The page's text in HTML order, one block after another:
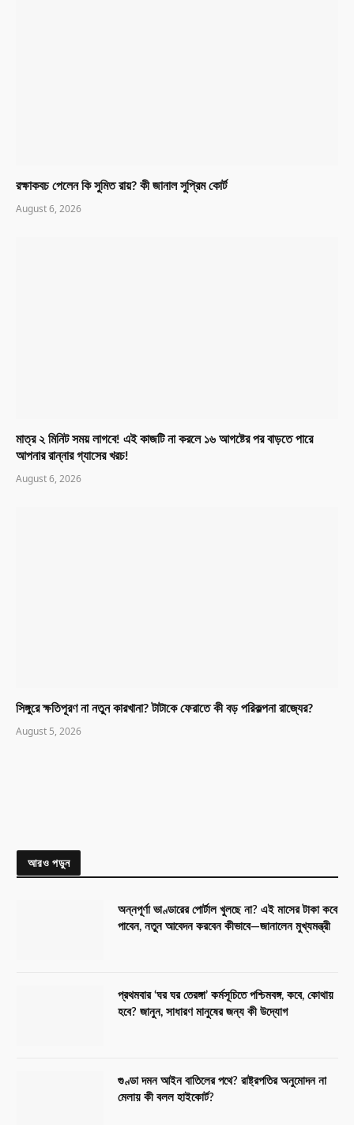
রক্ষাকবচ পেলেন কি সুমিত রায়? কী জানাল সুপ্রিম কোর্ট
August 6, 2026
মাত্র ২ মিনিট সময় লাগবে! এই কাজটি না করলে ১৬ আগষ্টের পর বাড়তে পারে
আপনার রান্নার গ্যাসের খরচ!
August 6, 2026
সিঙ্গুরে ক্ষতিপূরণ না নতুন কারখানা? টাটাকে ফেরাতে কী বড় পরিকল্পনা রাজ্যের?
August 5, 2026
আরও পড়ুন
অন্নপূর্ণা ভাণ্ডারের পোর্টাল খুলছে না? এই মাসের টাকা কবে
পাবেন, নতুন আবেদন করবেন কীভাবে—জানালেন মুখ্যমন্ত্রী
প্রথমবার ‘ঘর ঘর তেরঙ্গা’ কর্মসূচিতে পশ্চিমবঙ্গ, কবে, কোথায়
হবে? জানুন, সাধারণ মানুষের জন্য কী উদ্যোগ
গুণ্ডা দমন আইন বাতিলের পথে? রাষ্ট্রপতির অনুমোদন না
মেলায় কী বলল হাইকোর্ট?